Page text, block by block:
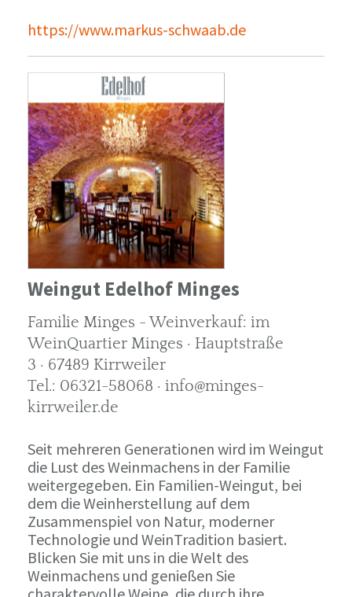
https://www.markus-schwaab.de
Weingut Edelhof Minges
Familie Minges - Weinverkauf: im
WeinQuartier Minges · Hauptstraße
3 · 67489 Kirrweiler
Tel.: 06321-58068 · info@minges-
kirrweiler.de
Seit mehreren Generationen wird im Weingut
die Lust des Weinmachens in der Familie
weitergegeben. Ein Familien-Weingut, bei
dem die Weinherstellung auf dem
Zusammenspiel von Natur, moderner
Technologie und WeinTradition basiert.
Blicken Sie mit uns in die Welt des
Weinmachens und genießen Sie